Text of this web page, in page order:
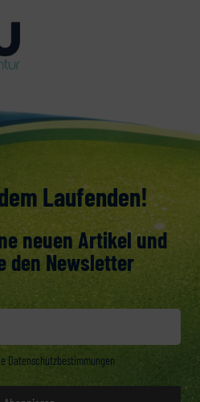
Laufenden!
neuen Artikel und
den Newsletter
Datenschutzbestimmungen